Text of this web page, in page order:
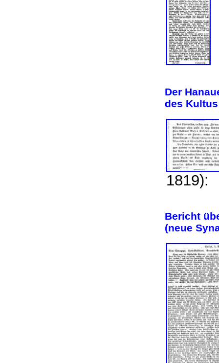
Der
des
Bericht
(neue